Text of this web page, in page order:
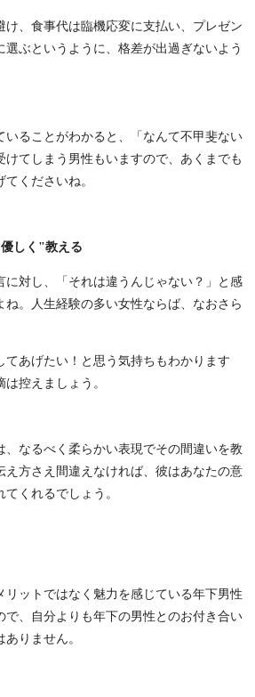
け、食事代は臨機応変に支払い、プレゼン
選ぶというように、格差が出過ぎないよう
いることがわかると、「なんて不甲斐ない
てしまう男性もいますので、あくまでも
くださいね。
しく"教える
に対し、「それは違うんじゃない？」と感
ね。人生経験の多い女性ならば、なおさら
てあげたい！と思う気持ちもわかります
控えましょう。
、なるべく柔らかい表現でその間違いを教
え方さえ間違えなければ、彼はあなたの意
くれるでしょう。
リットではなく魅力を感じている年下男性
で、自分よりも年下の男性とのお付き合い
りません。